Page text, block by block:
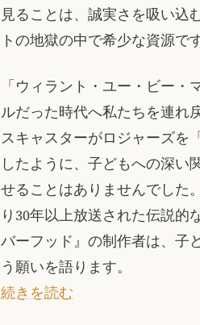
見ることは、誠実さを吸い
トの地獄の中で希少な資源で
「ウィラント・ユー・ビー
ルだった時代へ私たちを連れ
スキャスターがロジャーズを
したように、子どもへの深い
せることはありませんでした
り30年以上放送された伝説的
バーフッド』の制作者は、子
う願いを語ります。
続きを読む